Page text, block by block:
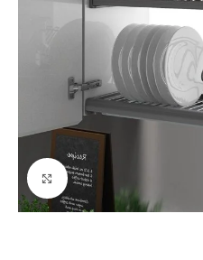
Нажмите, чтобы увеличить